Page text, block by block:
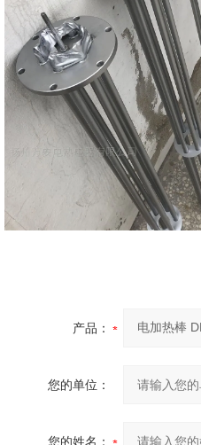
产品：
您的单位：
您的姓名：